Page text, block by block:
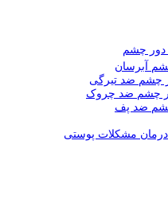
دور چشم
آبرسان
چشم ضد تیرگی
چشم ضد چروک
ضد پف
مشکلات پوستی